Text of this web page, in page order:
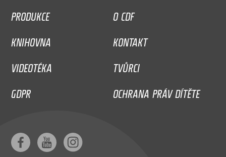
PRODUKCE
O CDF
KNIHOVNA
KONTAKT
VIDEOTÉKA
TVŮRCI
GDPR
OCHRANA PRÁV DÍTĚTE